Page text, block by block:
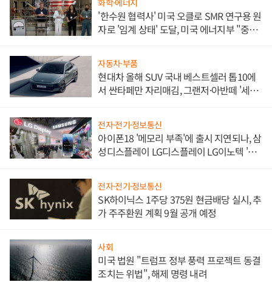
'한수원 협력사' 미국 오클로 SMR 연구용 원
자로 '임계 상태' 도달, 미국 에너지부 "중요
자동차·부품
현대차 올해 SUV 국내 베스트셀러 톱10에
서 싼타페만 자리매김, 그랜저·아반떼 '세단
전자·전기·정보통신
아이폰18 '메모리 부족'에 출시 지연되나, 삼
성디스플레이 LG디스플레이 LG이노텍 '탈
전자·전기·정보통신
SK하이닉스 1주당 375원 현금배당 실시, 추
가 주주환원 계획 9월 공개 예정
사회
미국 법원 "트럼프 정부 풍력 프로젝트 동결
조치는 위법", 해제 명령 내려